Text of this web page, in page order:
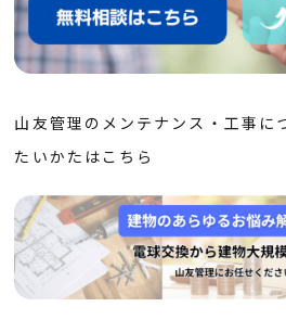
山友管理のメンテナンス・工事に
たいかたは こちら